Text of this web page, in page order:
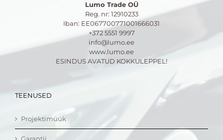
Lumo Trade OÜ
Reg. nr: 12910233
Iban: EE067700771001666031
+372 5551 9997
info@lumo.ee
www.lumo.ee
ESINDUS AVATUD KOKKULEPPEL!
TEENUSED
Projektimüük